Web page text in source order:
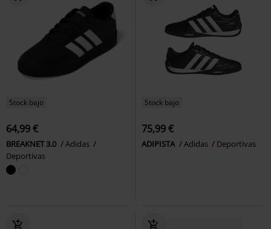
Stock bajo
64,99 €
BREAKNET 3.0
Adidas
Deportivas
Stock bajo
75,99 €
ADIPISTA Adidas Deportivas